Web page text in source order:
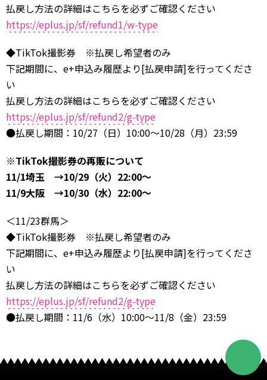
払戻し方法の詳細はこちらを必ずご確認ください
https://eplus.jp/sf/refund1/w-type
◆TikTok撮影券 ※払戻し希望者のみ
下記期間に、e+申込み履歴より[払戻申請]を行ってくださ
い
払戻し方法の詳細はこちらを必ずご確認ください
https://eplus.jp/sf/refund2/g-type
●払戻し期間：10/27（日）10:00～10/28（月）23:59
※TikTok撮影券の再販について
11/1埼玉 →10/29（火）22:00～
11/9大阪 →10/30（水）22:00～
＜11/23群馬＞
◆TikTok撮影券 ※払戻し希望者のみ
下記期間に、e+申込み履歴より[払戻申請]を行ってくださ
い
払戻し方法の詳細はこちらを必ずご確認ください
https://eplus.jp/sf/refund2/g-type
●払戻し期間：11/6（水）10:00～11/8（金）23:59